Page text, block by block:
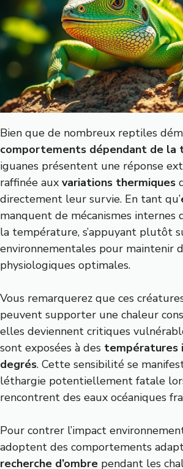
Bien que de nombreux reptiles
comportements dépendant de la
iguanes présentent une réponse
raffinée aux variations thermiques
directement leur survie. En tant qu’
manquent de mécanismes internes
la température, s’appuyant plutôt
environnementales pour maintenir
physiologiques optimales.
Vous remarquerez que ces
peuvent supporter une chaleur
elles deviennent critiques
sont exposées à des températures
degrés. Cette sensibilité se
léthargie potentiellement fatale
rencontrent des eaux océaniques
Pour contrer l’impact
adoptent des comportements
recherche d’ombre pendant les